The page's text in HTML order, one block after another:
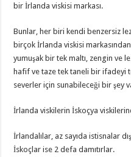
bir İrlanda viskisi markası.
Bunlar, her biri kendi benzersiz
birçok İrlanda viskisi
yumuşak bir tek maltı, zengin ve
hafif ve taze tek taneli bir ifadeyi
severler için sunabileceği bir şey
İrlanda viskilerin İskoçya
İrlandalılar, az sayıda istisnalar
İskoçlar ise 2 defa damıtırlar.